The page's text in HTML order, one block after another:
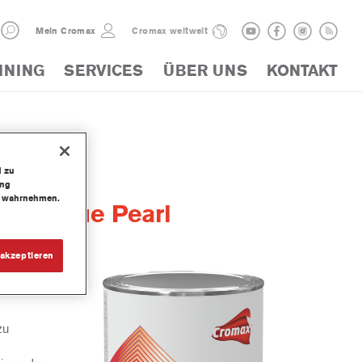
Mein Cromax Cromax weltweit
SERVICES ÜBER UNS KONTAKT
Blue Pearl
zu